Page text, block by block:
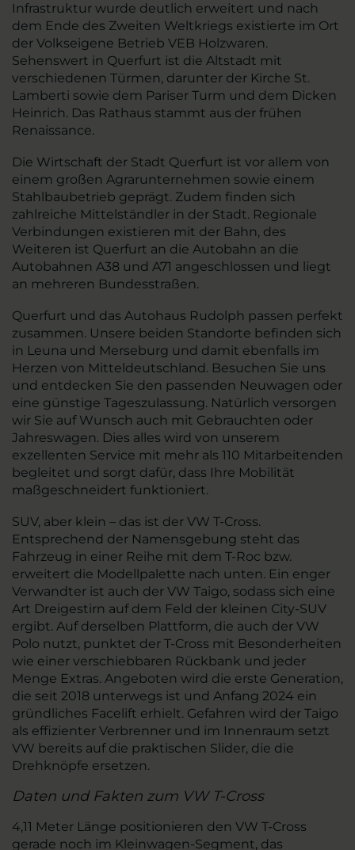
Infrastruktur wurde deutlich erweitert und nach
dem Ende des Zweiten Weltkriegs existierte im Ort
der Volkseigene Betrieb VEB Holzwaren.
Sehenswert in Querfurt ist die Altstadt mit
verschiedenen Türmen, darunter der Kirche St.
Lamberti sowie dem Pariser Turm und dem Dicken
Heinrich. Das Rathaus stammt aus der frühen
Renaissance.
Die Wirtschaft der Stadt Querfurt ist vor allem von
einem großen Agrarunternehmen sowie einem
Stahlbaubetrieb geprägt. Zudem finden sich
zahlreiche Mittelständler in der Stadt. Regionale
Verbindungen existieren mit der Bahn, des
Weiteren ist Querfurt an die Autobahn an die
Autobahnen A38 und A71 angeschlossen und liegt
an mehreren Bundesstraßen.
Querfurt und das Autohaus Rudolph passen perfekt
zusammen. Unsere beiden Standorte befinden sich
in Leuna und Merseburg und damit ebenfalls im
Herzen von Mitteldeutschland. Besuchen Sie uns
und entdecken Sie den passenden Neuwagen oder
eine günstige Tageszulassung. Natürlich versorgen
wir Sie auf Wunsch auch mit Gebrauchten oder
Jahreswagen. Dies alles wird von unserem
exzellenten Service mit mehr als 110 Mitarbeitenden
begleitet und sorgt dafür, dass Ihre Mobilität
maßgeschneidert funktioniert.
SUV, aber klein – das ist der VW T-Cross.
Entsprechend der Namensgebung steht das
Fahrzeug in einer Reihe mit dem T-Roc bzw.
erweitert die Modellpalette nach unten. Ein enger
Verwandter ist auch der VW Taigo, sodass sich eine
Art Dreigestirn auf dem Feld der kleinen City-SUV
ergibt. Auf derselben Plattform, die auch der VW
Polo nutzt, punktet der T-Cross mit Besonderheiten
wie einer verschiebbaren Rückbank und jeder
Menge Extras. Angeboten wird die erste Generation,
die seit 2018 unterwegs ist und Anfang 2024 ein
gründliches Facelift erhielt. Gefahren wird der Taigo
als effizienter Verbrenner und im Innenraum setzt
VW bereits auf die praktischen Slider, die die
Drehknöpfe ersetzen.
Daten und Fakten zum VW T-Cross
4,11 Meter Länge positionieren den VW T-Cross
gerade noch im Kleinwagen-Segment, das